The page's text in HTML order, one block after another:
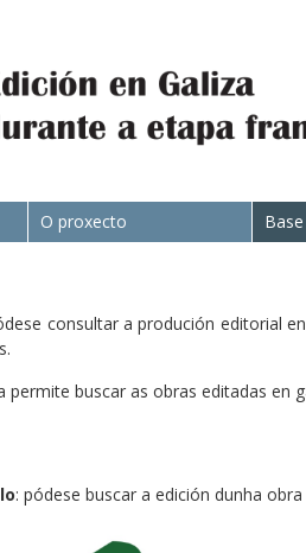
O proxecto
consultar a produción editorial
permite buscar as obras editadas
: pódese buscar a edición dunha